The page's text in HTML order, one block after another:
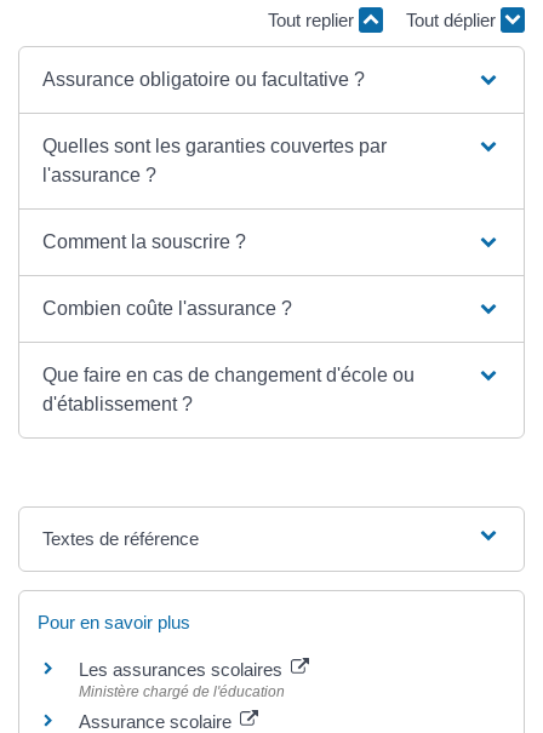
Tout replier Tout déplier
Assurance obligatoire ou facultative ?
Quelles sont les garanties couvertes par
l'assurance ?
Comment la souscrire ?
Combien coûte l'assurance ?
Que faire en cas de changement d'école ou
d'établissement ?
Textes de référence
Pour en savoir plus
Les assurances scolaires
Ministère chargé de l'éducation
Assurance scolaire